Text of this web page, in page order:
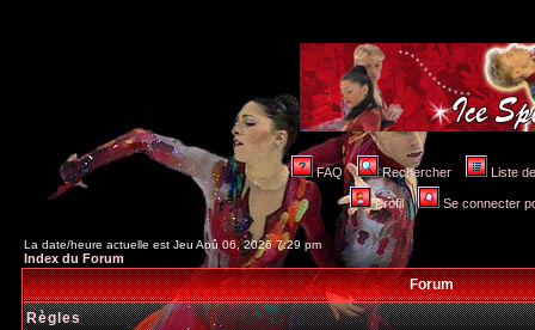
FAQ Rechercher Liste
Profil Se connecter
La date/heure actuelle est Jeu Aoû 06, 2026 7:29 pm
Index du Forum
Forum
Règles